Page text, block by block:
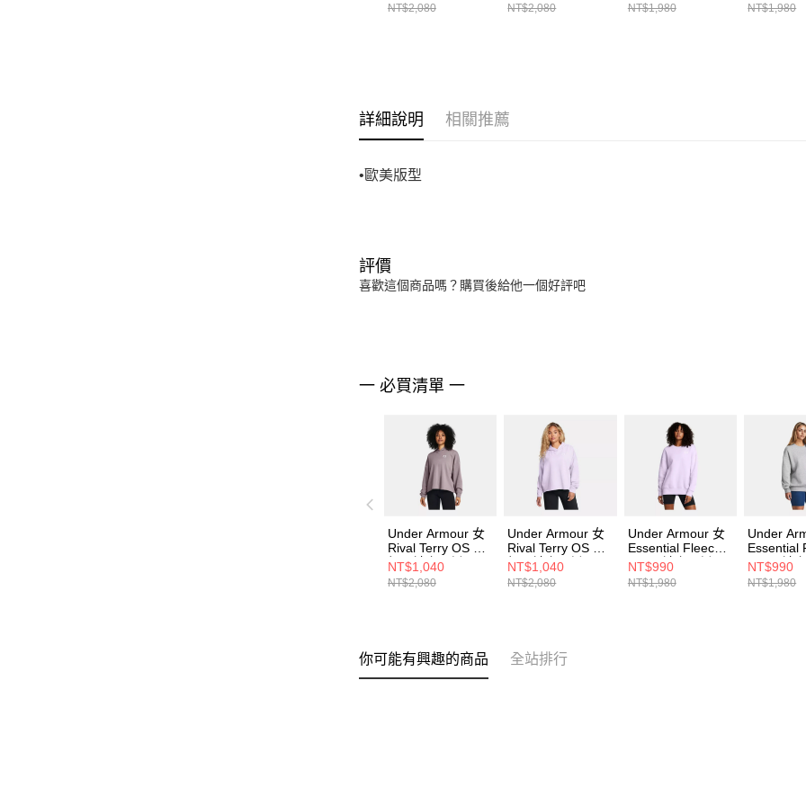
NT$2,080 NT$2,080 NT$1,980 NT$1,980
詳細說明 相關推薦
•歐美版型
評價
喜歡這個商品嗎？購買後給他一個好評吧
一 必買清單 一
Under Armour 女
Rival Terry OS 連
帽長袖套頭衫
1382736-015
NT$1,040
NT$2,080
Under Armour 女
Rival Terry OS 連
帽長袖套頭衫
1382736-535
NT$1,040
NT$2,080
Under Armour 女
Essential Fleece
OS 長袖套頭衫
1379475-535
NT$990
NT$1,980
Under
Essential
OS 長袖套
1379475-
NT$990
NT$1,980
你可能有興趣的商品 全站排行